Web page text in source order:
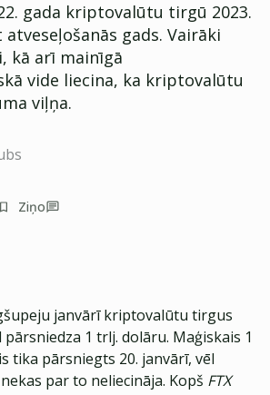
gada kriptovalūtu tirgū 2023.
gads. Vairāki
kā arī mainīgā
vide liecina, ka kriptovalūtu
viļņa.
Ziņo
janvārī kriptovalūtu tirgus
1 trlj. dolāru. Maģiskais 1
tika pārsniegts 20. janvārī, vēl
par to neliecināja. Kopš FTX